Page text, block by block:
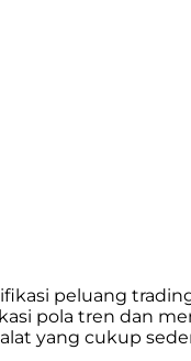
peluang
pola tren dan
yang cukup